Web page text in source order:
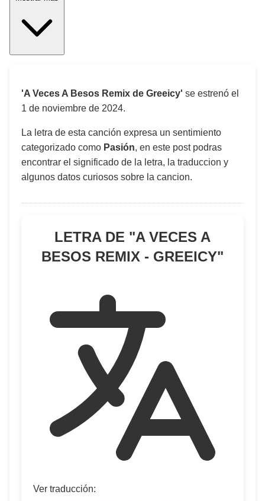
'A Veces A Besos Remix de Greeicy' se estrenó el
1 de noviembre de 2024.
La letra de esta canción expresa un sentimiento
categorizado como Pasión, en este post podras
encontrar el significado de la letra, la traduccion y
algunos datos curiosos sobre la cancion.
LETRA DE "A VECES A
BESOS REMIX - GREEICY"
Ver traducción: